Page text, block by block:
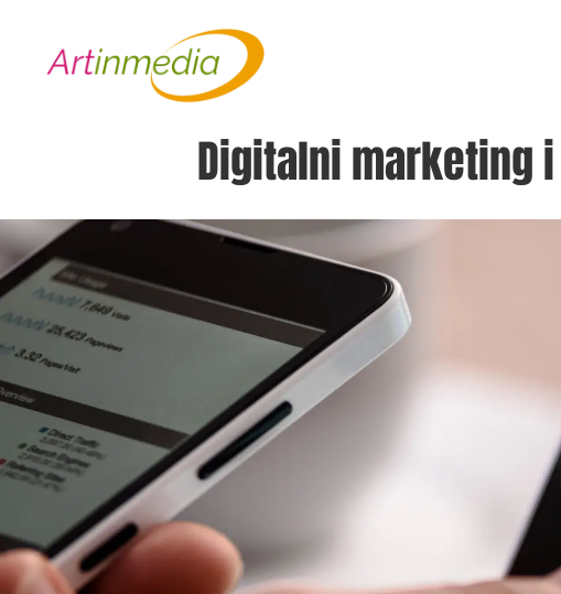
Digitalni marketing